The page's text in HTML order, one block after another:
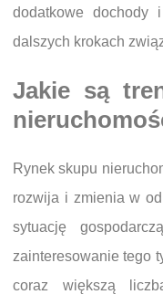
dodatkowe
dalszych krokach
Jakie są
Rynek skupu
rozwija i zmienia w
sytuację
zainteresowanie tego
coraz większą